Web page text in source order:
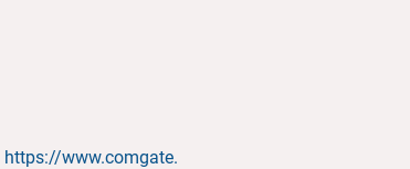
https://www.comgate.